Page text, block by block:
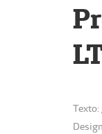
Texto: